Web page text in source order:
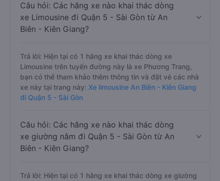
Câu hỏi: Các hãng xe nào khai thác dòng
xe Limousine đi Quận 5 - Sài Gòn từ An
Biên - Kiên Giang?
Trả lời: Hiện tại có 1 hãng xe khai thác dòng xe
Limousine trên tuyến đường này là xe Phương Trang,
bạn có thể tham khảo thêm thông tin và đặt vé các nhà
xe này tại trang này: Xe limousine An Biên - Kiên Giang
đi Quận 5 - Sài Gòn
Câu hỏi: Các hãng xe nào khai thác dòng
xe giường nằm đi Quận 5 - Sài Gòn từ An
Biên - Kiên Giang?
Trả lời: Hiện tại có 1 hãng xe khai thác dòng xe giường